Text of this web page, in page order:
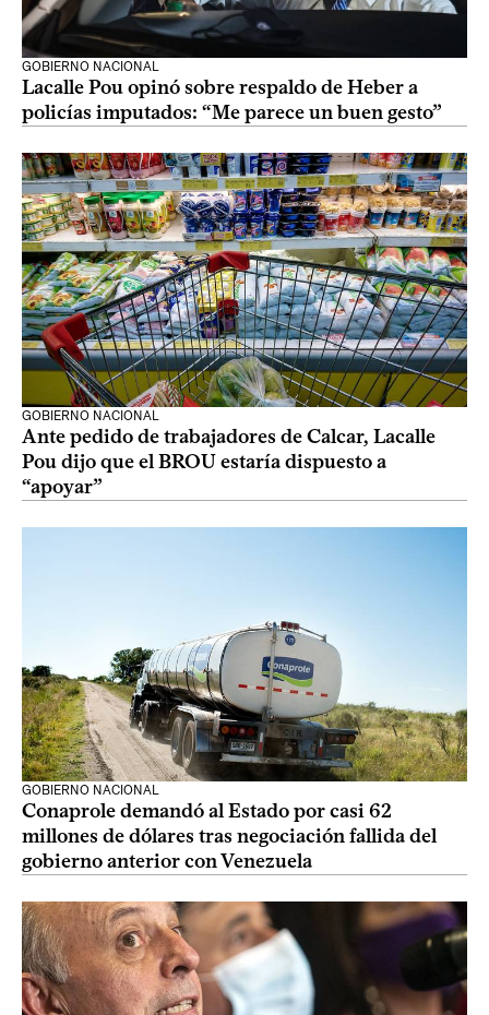
GOBIERNO NACIONAL
Lacalle Pou opinó sobre respaldo de Heber a
policías imputados: “Me parece un buen gesto”
GOBIERNO NACIONAL
Ante pedido de trabajadores de Calcar, Lacalle
Pou dijo que el BROU estaría dispuesto a
“apoyar”
GOBIERNO NACIONAL
Conaprole demandó al Estado por casi 62
millones de dólares tras negociación fallida del
gobierno anterior con Venezuela